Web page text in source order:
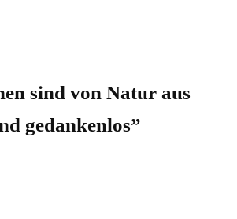
sind von Natur aus
gedankenlos”